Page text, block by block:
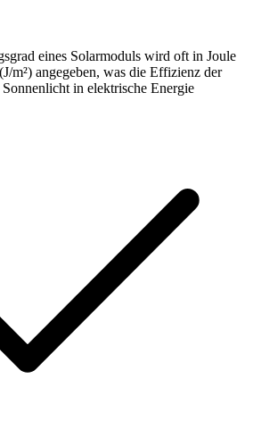
eines Solarmoduls wird oft in Joule
m²) angegeben, was die Effizienz der
in elektrische Energie